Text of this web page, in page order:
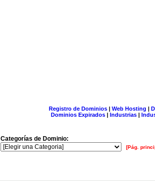
Registro de Dominios| Web Hosting |
Dominios Expirados | Industrias |
Categorías de Dominio:
[Pág.